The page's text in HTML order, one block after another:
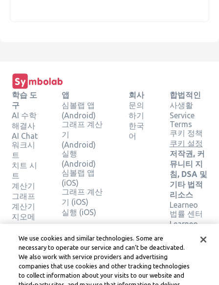
학습 도
구
AI 수학
해결사
AI Chat
워크시
트
치트 시
트
계산기
그래프
계산기
지오메
산기
솔루션
확인
앱
심볼랩 앱
(Android)
그래프 계산
기
(Android)
실행
(Android)
심볼랩 앱
(iOS)
그래프 계산
기 (iOS)
실행 (iOS)
회사
문의
하기
한국
어
합법적인
사생활
Service
Terms
쿠키 정책
쿠키 설정
저작권, 커
뮤니티 지
침, DSA 및
기타 법적
리소스
Learneo
법률 센터
Learneo
Symbolab, a Learneo, Inc. business
We use cookies and similar technologies. Some are
necessary to operate our service and can’t be deactivated.
We also work with service providers and advertising
companies that use cookies and other tracking technologies
to collect information about your visits to our website and